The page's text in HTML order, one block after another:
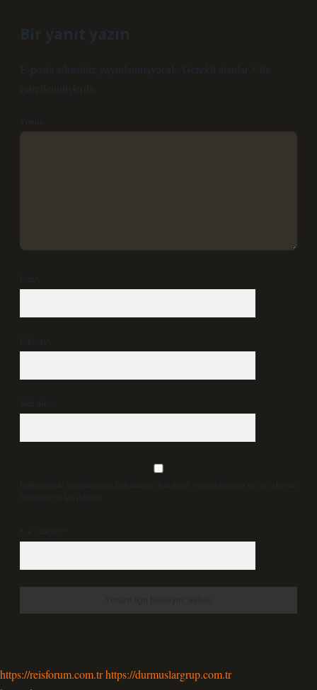
Bir yanıt yazın
E-posta adresiniz yayınlanmayacak. Gerekli alanlar
ile
işaretlenmişlerdir
Yorum
İsim*
E-Posta*
Web Sitesi
Daha sonraki yorumlarımda kullanılması için adım, e-posta adresim ve site adresim
bu tarayıcıya kaydedilsin.
5 + 3 kaçtır?
https://reisforum.com.trhttps://durmuslargrup.com.tr